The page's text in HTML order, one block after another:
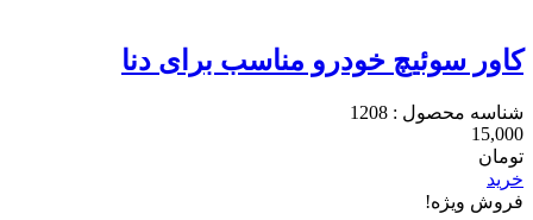
کاور سوئیچ خودرو مناسب برای دنا
شناسه محصول : 1208
15,000
تومان
خرید
فروش ویژه!